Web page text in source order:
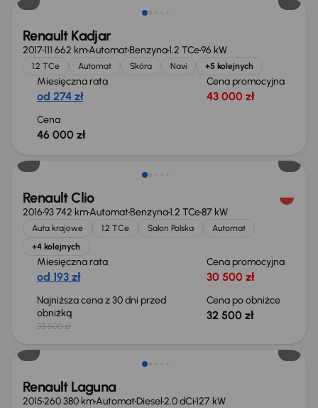
Renault Kadjar
2017111 662 kmAutomatBenzyna1.2 TCe96 kW
1.2 TCe Automat Skóra Navi +5 kolejnych
Miesięczna rata
od 274 zł
Cena promocyjna
43 000 zł
Cena
46 000 zł
Taniej o 1 000 zł
Renault Clio
201693 742 kmAutomatBenzyna1.2 TCe87 kW
Auta krajowe 1.2 TCe Salon Polska
Automat
+4 kolejnych
Miesięczna rata
od 193 zł
Cena promocyjna
30 500 zł
Najniższa cena z 30 dni przed
obniżką
33 500 zł
Cena po obniżce
32 500 zł
Renault Laguna
2015260 380 kmAutomatDiesel2.0 dCi127 kW